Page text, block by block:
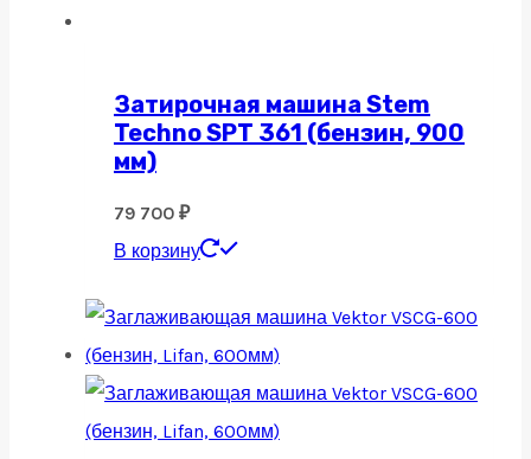
Затирочная машина Stem
Techno SPT 361 (бензин, 900
мм)
79 700 ₽
В корзину